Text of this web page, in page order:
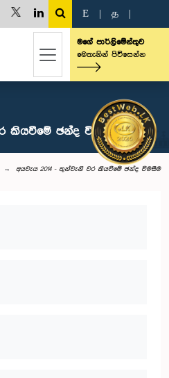
E த
මගේ පාර්ලිමේන්තුව
මෙතැනින් පිවිසෙන්න
කියවීමේ ඡන්ද විමසීම
අයවැය 2014 - තුන්වැනි වර කියවීමේ ඡන්ද විමසීම